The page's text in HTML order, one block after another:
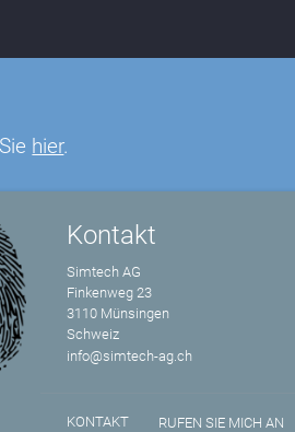
hier.
Kontakt
Simtech AG
Finkenweg 23
3110 Münsingen
Schweiz
info@simtech-ag.ch
KONTAKT RUFEN SIE MICH AN